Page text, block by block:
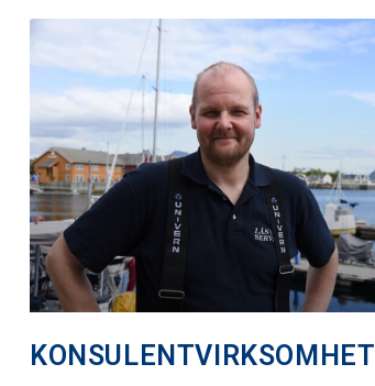
KONSULENTVIRKSOMHET